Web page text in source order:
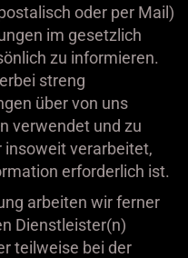
oder per Mail)
im gesetzlich
zu informieren.
streng
über von uns
verwendet und zu
insoweit verarbeitet,
erforderlich ist.
arbeiten wir ferner
Dienstleister(n)
teilweise bei der